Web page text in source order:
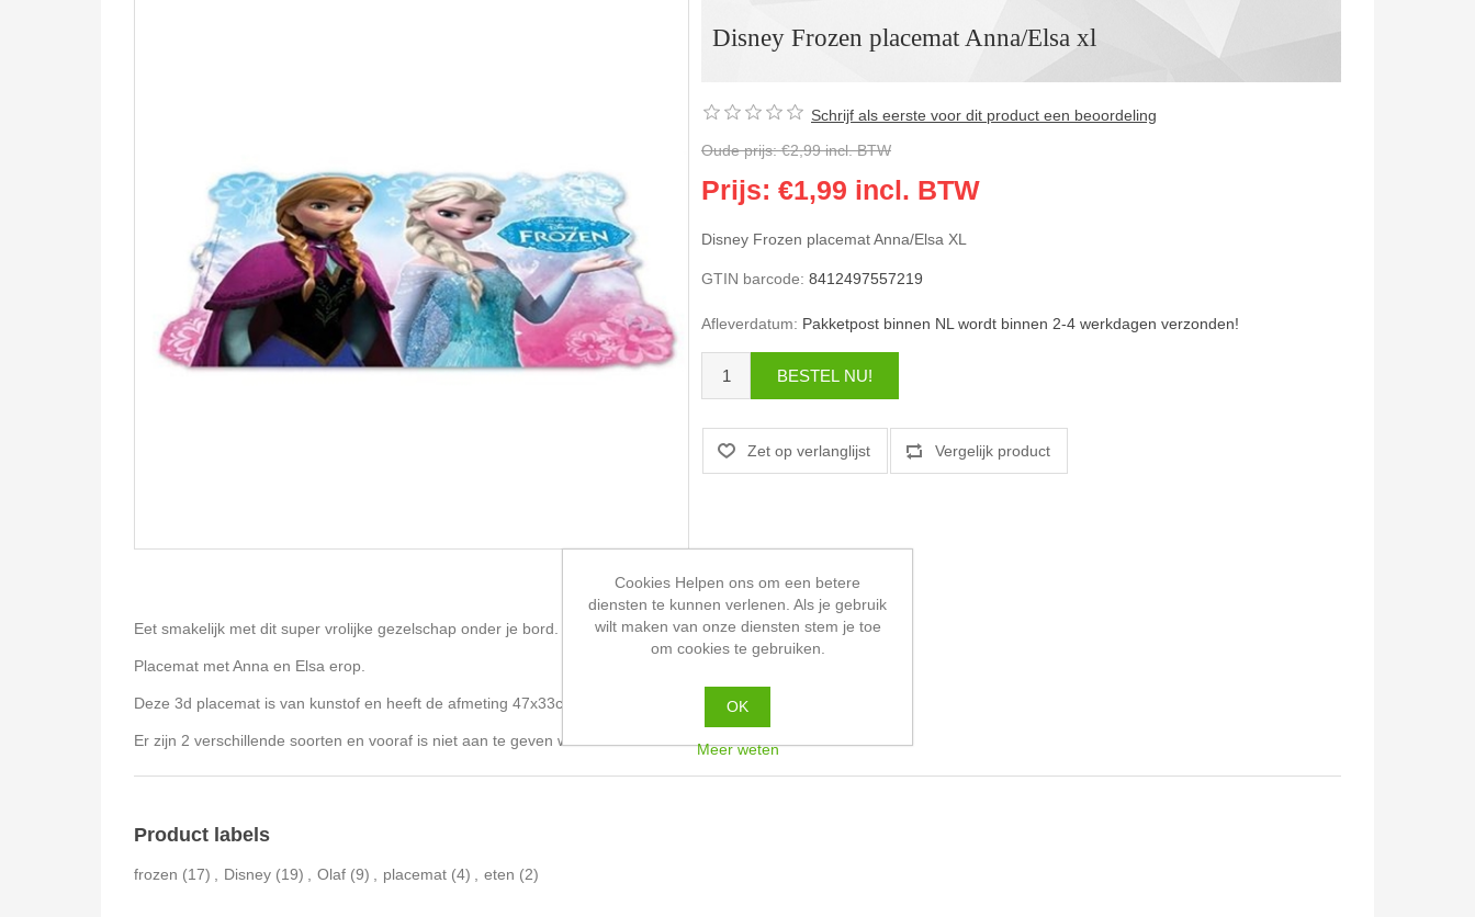
Disney Frozen placemat Anna/Elsa xl
Schrijf als eerste voor dit product een beoordeling
Oude prijs: €2,99 incl. BTW
Prijs: €1,99 incl. BTW
Disney Frozen placemat Anna/Elsa XL
GTIN barcode: 8412497557219
Afleverdatum: Pakketpost binnen NL wordt binnen 2-4 werkdagen verzonden!
Eet smakelijk met dit super vrolijke gezelschap onder je bord.
Placemat met Anna en Elsa erop.
Deze 3d placemat is van kunstof en heeft de afmeting 47x33cm
Er zijn 2 verschillende soorten en vooraf is niet aan te geven welke er verzonden zal worden.
Product labels
frozen (17) Disney (19) Olaf (9) placemat (4) eten (2)
Cookies Helpen ons om een betere
diensten te kunnen verlenen. Als je gebruik
wilt maken van onze diensten stem je toe
om cookies te gebruiken.
OK
Meer weten